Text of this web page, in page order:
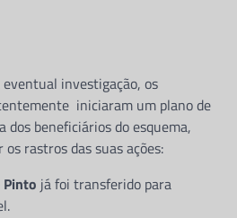
investigação, os
iniciaram um plano de
beneficiários do esquema,
rastros das suas ações:
Pinto já foi transferido para